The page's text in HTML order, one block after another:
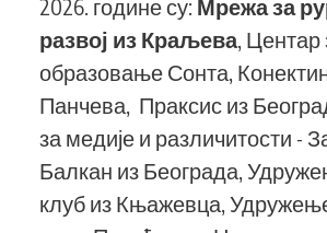
2026. године су: Мрежа за
развој из Краљева, Центар
образовање Сонта,
Панчева, Праксис из
за медије и различитости -
Балкан из Београда,
клуб из Књажевца,